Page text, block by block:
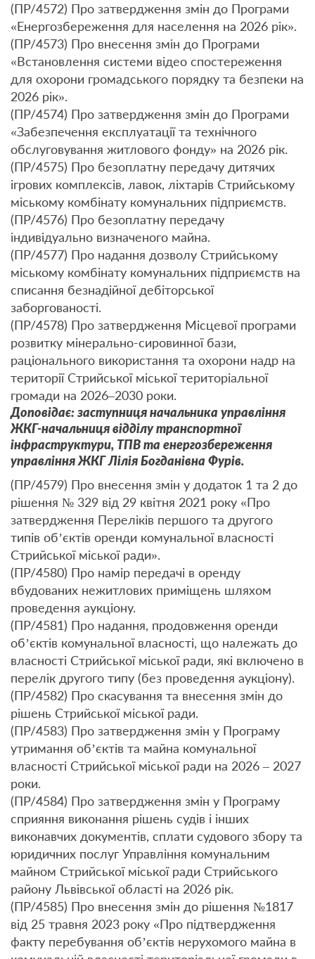
(ПР/4572) Про затвердження змін до Програми
«Енергозбереження для населення на 2026 рік».
(ПР/4573) Про внесення змін до Програми
«Встановлення системи відео спостереження
для охорони громадського порядку та безпеки на
2026 рік».
(ПР/4574) Про затвердження змін до Програми
«Забезпечення експлуатації та технічного
обслуговування житлового фонду» на 2026 рік.
(ПР/4575) Про безоплатну передачу дитячих
ігрових комплексів, лавок, ліхтарів Стрийському
міському комбінату комунальних підприємств.
(ПР/4576) Про безоплатну передачу
індивідуально визначеного майна.
(ПР/4577) Про надання дозволу Стрийському
міському комбінату комунальних підприємств на
списання безнадійної дебіторської
заборгованості.
(ПР/4578) Про затвердження Місцевої програми
розвитку мінерально-сировинної бази,
раціонального використання та охорони надр на
території Стрийської міської територіальної
громади на 2026–2030 роки.
Доповідає: заступниця начальника управління
ЖКГ-начальниця відділу транспортної
інфраструктури, ТПВ та енергозбереження
управління ЖКГ Лілія Богданівна Фурів.
(ПР/4579) Про внесення змін у додаток 1 та 2 до
рішення № 329 від 29 квітня 2021 року «Про
затвердження Переліків першого та другого
типів об’єктів оренди комунальної власності
Стрийської міської ради».
(ПР/4580) Про намір передачі в оренду
вбудованих нежитлових приміщень шляхом
проведення аукціону.
(ПР/4581) Про надання, продовження оренди
об’єктів комунальної власності, що належать до
власності Стрийської міської ради, які включено в
перелік другого типу (без проведення аукціону).
(ПР/4582) Про скасування та внесення змін до
рішень Стрийської міської ради.
(ПР/4583) Про затвердження змін у Програму
утримання об’єктів та майна комунальної
власності Стрийської міської ради на 2026 – 2027
роки.
(ПР/4584) Про затвердження змін у Програму
сприяння виконання рішень судів і інших
виконавчих документів, сплати судового збору та
юридичних послуг Управління комунальним
майном Стрийської міської ради Стрийського
району Львівської області на 2026 рік.
(ПР/4585) Про внесення змін до рішення №1817
від 25 травня 2023 року «Про підтвердження
факту перебування об’єктів нерухомого майна в